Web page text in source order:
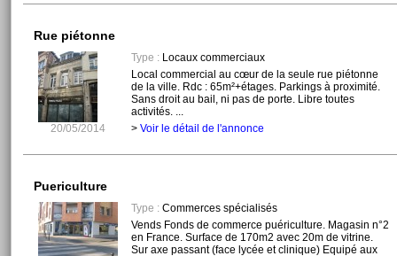
Rue piétonne
20/05/2014
Type :Locaux commerciaux
Local commercial au cœur de la seule rue piétonne
de la ville. Rdc : 65m²+étages. Parkings à proximité.
Sans droit au bail, ni pas de porte. Libre toutes
activités. ...
> Voir le détail de l'annonce
Puericulture
Type :Commerces spécialisés
Vends Fonds de commerce puériculture. Magasin n°2
en France. Surface de 170m2 avec 20m de vitrine.
Sur axe passant (face lycée et clinique) Equipé aux